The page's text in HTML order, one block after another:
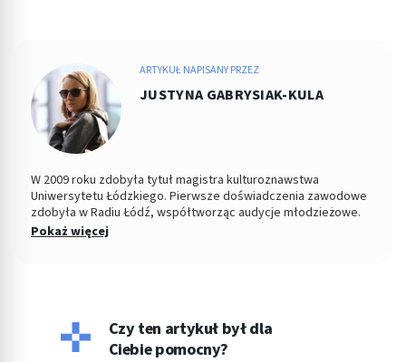
ARTYKUŁ NAPISANY PRZEZ
JUSTYNA GABRYSIAK-KULA
W 2009 roku zdobyła tytuł magistra kulturoznawstwa
Uniwersytetu Łódzkiego. Pierwsze doświadczenia zawodowe
zdobyła w Radiu Łódź, współtworząc audycje młodzieżowe.
Od kilku lat pracuje jako copywriter, specjalizując się w
Pokaż więcej
Czy ten artykuł był dla
Ciebie pomocny?